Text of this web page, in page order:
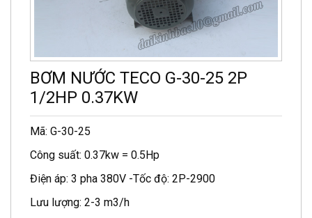
BƠM NƯỚC TECO G-30-25 2P
1/2HP 0.37KW
Mã: G-30-25
Công suất: 0.37kw = 0.5Hp
Điện áp: 3 pha 380V -Tốc độ: 2P-2900
Lưu lượng: 2-3 m3/h